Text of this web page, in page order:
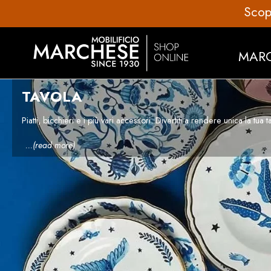
TAVOLA
Piatti, bicchieri e i più vari accessori. Divertiti a rendere unica la
...(read more)